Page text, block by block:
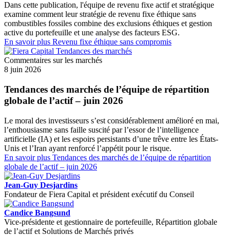
Dans cette publication, l'équipe de revenu fixe actif et stratégique
examine comment leur stratégie de revenu fixe éthique sans
combustibles fossiles combine des exclusions éthiques et gestion
active du portefeuille et une analyse des facteurs ESG.
En savoir plus Revenu fixe éthique sans compromis
Commentaires sur les marchés
8 juin 2026
Tendances des marchés de l’équipe de répartition
globale de l’actif – juin 2026
Le moral des investisseurs s’est considérablement amélioré en mai,
l’enthousiasme sans faille suscité par l’essor de l’intelligence
artificielle (IA) et les espoirs persistants d’une trêve entre les États-
Unis et l’Iran ayant renforcé l’appétit pour le risque.
En savoir plus Tendances des marchés de l’équipe de répartition
globale de l’actif – juin 2026
Jean-Guy Desjardins
Fondateur de Fiera Capital et président exécutif du Conseil
Candice Bangsund
Vice-présidente et gestionnaire de portefeuille, Répartition globale
de l’actif et Solutions de Marchés privés